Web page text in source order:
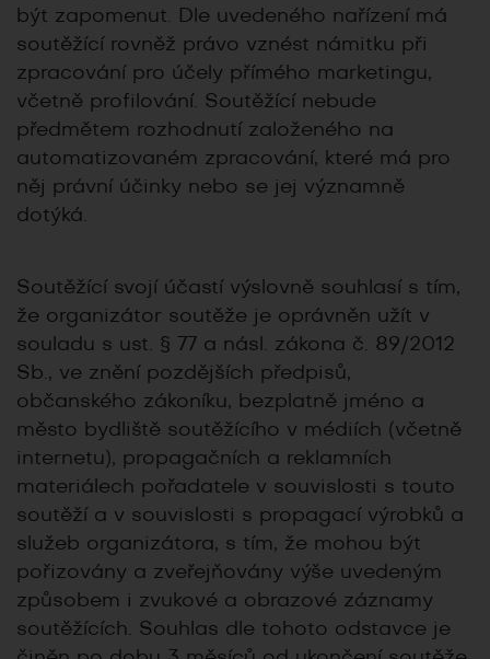
být zapomenut. Dle uvedeného nařízení má
soutěžící rovněž právo vznést námitku při
zpracování pro účely přímého marketingu,
včetně profilování. Soutěžící nebude
předmětem rozhodnutí založeného na
automatizovaném zpracování, které má pro
něj právní účinky nebo se jej významně
dotýká.
Soutěžící svojí účastí výslovně souhlasí s tím,
že organizátor soutěže je oprávněn užít v
souladu s ust. § 77 a násl. zákona č. 89/2012
Sb., ve znění pozdějších předpisů,
občanského zákoníku, bezplatně jméno a
město bydliště soutěžícího v médiích (včetně
internetu), propagačních a reklamních
materiálech pořadatele v souvislosti s touto
soutěží a v souvislosti s propagací výrobků a
služeb organizátora, s tím, že mohou být
pořizovány a zveřejňovány výše uvedeným
způsobem i zvukové a obrazové záznamy
soutěžících. Souhlas dle tohoto odstavce je